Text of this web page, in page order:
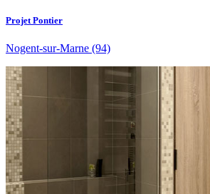
Projet Pontier
Nogent-sur-Marne (94)